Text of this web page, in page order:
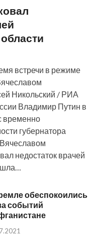
встречи в режиме
Никольский / РИА
Владимир Путин в
временно
губернатора
недостаток врачей
обеспокоились
событий